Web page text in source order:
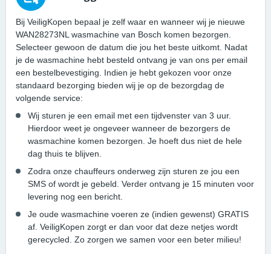
Bij VeiligKopen bepaal je zelf waar en wanneer wij je nieuwe
WAN28273NL wasmachine van Bosch komen bezorgen.
Selecteer gewoon de datum die jou het beste uitkomt. Nadat
je de wasmachine hebt besteld ontvang je van ons per email
een bestelbevestiging. Indien je hebt gekozen voor onze
standaard bezorging bieden wij je op de bezorgdag de
volgende service:
Wij sturen je een email met een tijdvenster van 3 uur.
Hierdoor weet je ongeveer wanneer de bezorgers de
wasmachine komen bezorgen. Je hoeft dus niet de hele
dag thuis te blijven.
Zodra onze chauffeurs onderweg zijn sturen ze jou een
SMS of wordt je gebeld. Verder ontvang je 15 minuten voor
levering nog een bericht.
Je oude wasmachine voeren ze (indien gewenst) GRATIS
af. VeiligKopen zorgt er dan voor dat deze netjes wordt
gerecycled. Zo zorgen we samen voor een beter milieu!